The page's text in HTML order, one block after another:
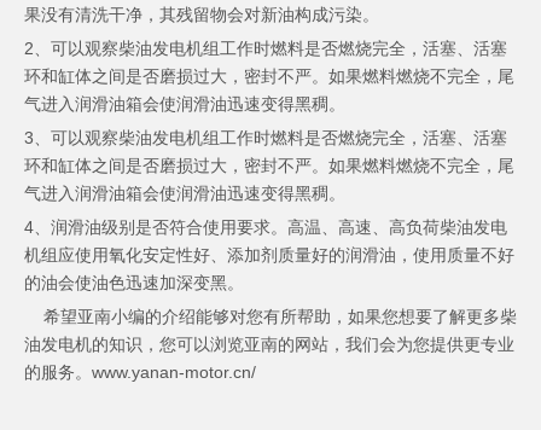
果没有清洗干净，其残留物会对新油构成污染。
2、可以观察柴油发电机组工作时燃料是否燃烧完全，活塞、活塞
环和缸体之间是否磨损过大，密封不严。如果燃料燃烧不完全，尾
气进入润滑油箱会使润滑油迅速变得黑稠。
3、可以观察柴油发电机组工作时燃料是否燃烧完全，活塞、活塞
环和缸体之间是否磨损过大，密封不严。如果燃料燃烧不完全，尾
气进入润滑油箱会使润滑油迅速变得黑稠。
4、润滑油级别是否符合使用要求。高温、高速、高负荷柴油发电
机组应使用氧化安定性好、添加剂质量好的润滑油，使用质量不好
的油会使油色迅速加深变黑。
希望亚南小编的介绍能够对您有所帮助，如果您想要了解更多柴
油发电机的知识，您可以浏览亚南的网站，我们会为您提供更专业
的服务。www.yanan-motor.cn/